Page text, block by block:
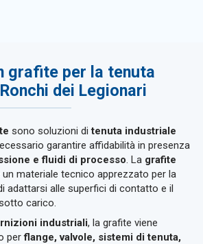
grafite per la tenuta
dei Legionari
sono soluzioni ditenuta industriale
garantire affidabilità in presenza
e fluidi di processo. La grafite
un materiale tecnico apprezzato per la
adattarsi alle superfici di contatto e il
carico.
industriali, la grafite viene
perflange, valvole, sistemi di tenuta,